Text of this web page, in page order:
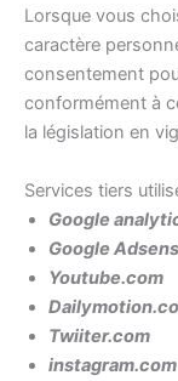
Lorsque vous
caractère
consentement
conformément à
la législation en
Services tiers
Google
Google
Youtube.com
Twiiter.com
instagram.com